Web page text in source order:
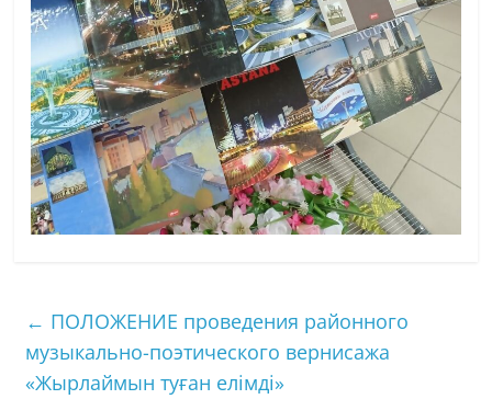
← ПОЛОЖЕНИЕ проведения районного
музыкально-поэтического вернисажа
«Жырлаймын туған елімді»